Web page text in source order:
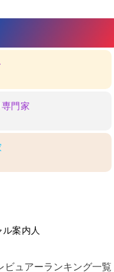
門家
案内人
ビュアーランキング一覧